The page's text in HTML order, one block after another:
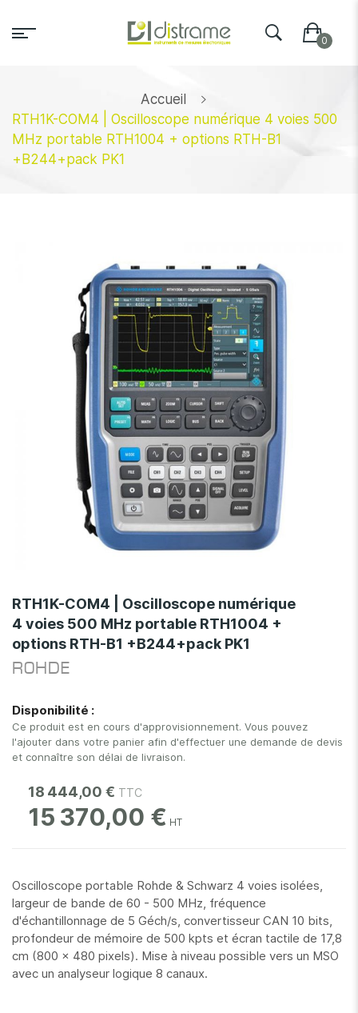
Accueil
RTH1K-COM4 | Oscilloscope numérique 4 voies 500
MHz portable RTH1004 + options RTH-B1
+B244+pack PK1
to
the
beginning
of
the
RTH1K-COM4 | Oscilloscope numérique
4 voies 500 MHz portable RTH1004 +
options RTH-B1 +B244+pack PK1
ROHDE
Disponibilité :
Ce produit est en cours d'approvisionnement. Vous pouvez
l'ajouter dans votre panier afin d'effectuer une demande de devis
et connaître son délai de livraison.
18 444,00 €
15 370,00 €
Oscilloscope portable Rohde & Schwarz 4 voies isolées,
largeur de bande de 60 - 500 MHz, fréquence
d'échantillonnage de 5 Géch/s, convertisseur CAN 10 bits,
profondeur de mémoire de 500 kpts et écran tactile de 17,8
cm (800 x 480 pixels). Mise à niveau possible vers un MSO
avec un analyseur logique 8 canaux.